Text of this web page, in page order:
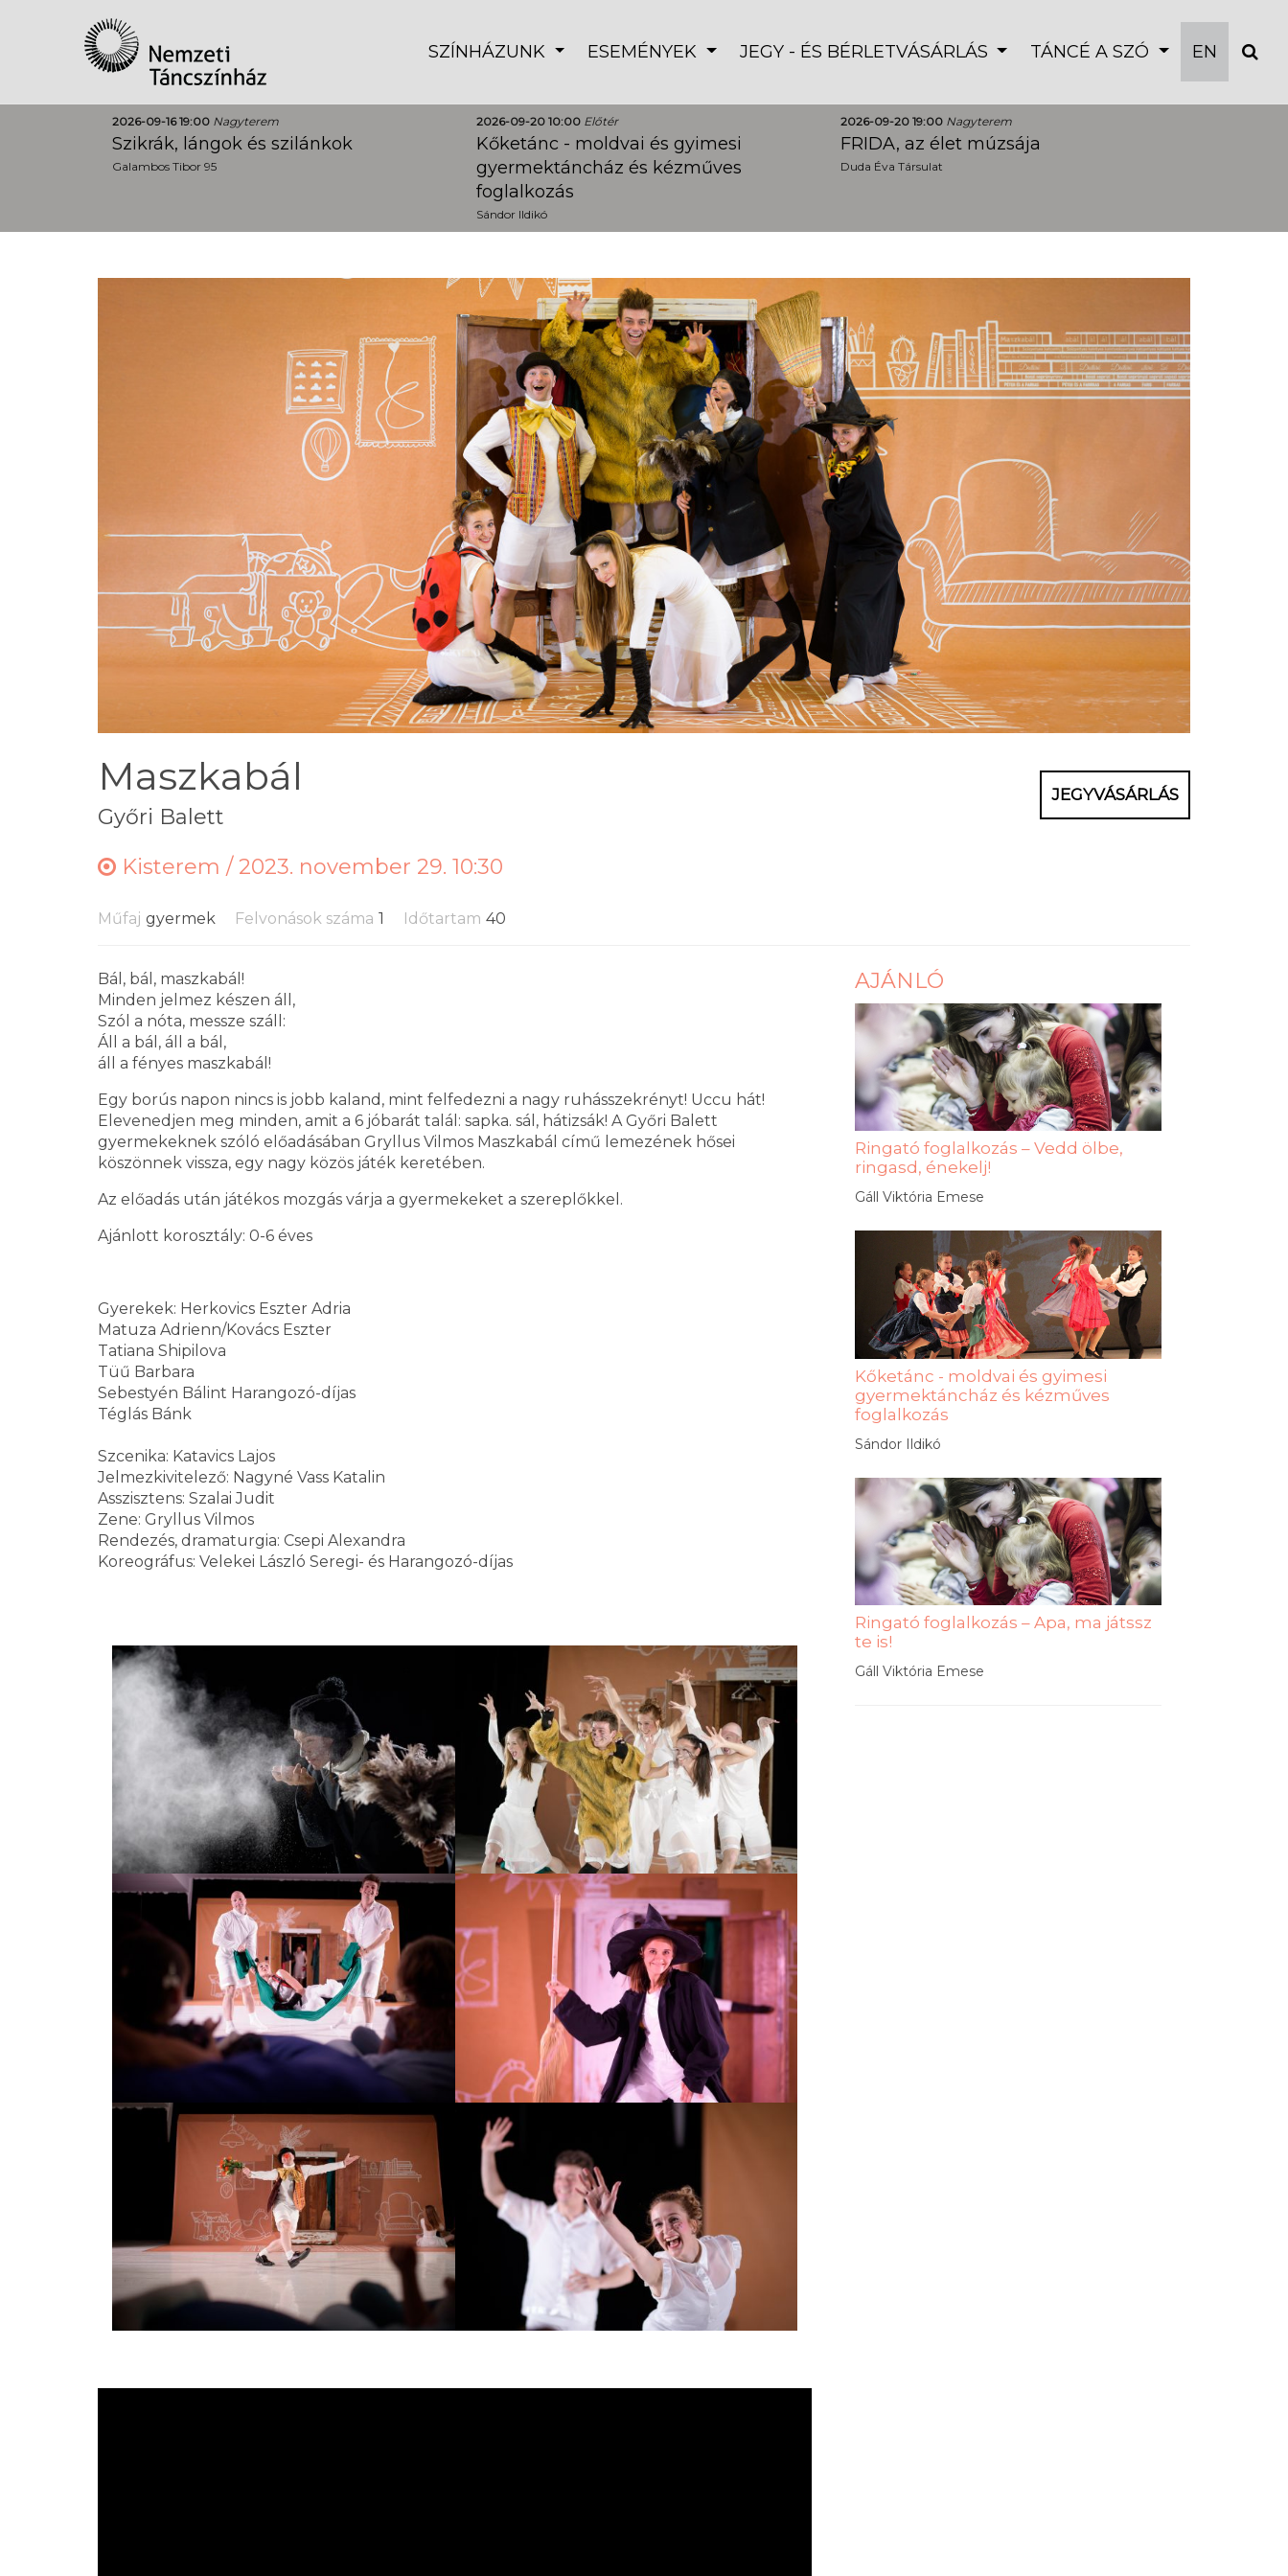
SZÍNHÁZUNK ESEMÉNYEK JEGY - ÉS BÉRLETVÁSÁRLÁS TÁNCÉ A SZÓ EN
2026-09-16 19:00 Nagyterem
Szikrák, lángok és szilánkok
Galambos Tibor 95
2026-09-20 10:00 Előtér
Kőketánc - moldvai és gyimesi
gyermektáncház és kézműves
foglalkozás
Sándor Ildikó
2026-09-20 19:00 Nagyterem
FRIDA, az élet múzsája
Duda Éva Társulat
Maszkabál
Győri Balett
JEGYVÁSÁRLÁS
Kisterem / 2023. november 29. 10:30
Műfaj gyermek Felvonások száma 1 Időtartam 40
Bál, bál, maszkabál!
Minden jelmez készen áll,
Szól a nóta, messze száll:
Áll a bál, áll a bál,
áll a fényes maszkabál!
Egy borús napon nincs is jobb kaland, mint felfedezni a nagy ruhásszekrényt! Uccu hát!
Elevenedjen meg minden, amit a 6 jóbarát talál: sapka. sál, hátizsák! A Győri Balett
gyermekeknek szóló előadásában Gryllus Vilmos Maszkabál című lemezének hősei
köszönnek vissza, egy nagy közös játék keretében.
Az előadás után játékos mozgás várja a gyermekeket a szereplőkkel.
Ajánlott korosztály: 0-6 éves
Gyerekek: Herkovics Eszter Adria
Matuza Adrienn/Kovács Eszter
Tatiana Shipilova
Tüű Barbara
Sebestyén Bálint Harangozó-díjas
Téglás Bánk
Szcenika: Katavics Lajos
Jelmezkivitelező: Nagyné Vass Katalin
Asszisztens: Szalai Judit
Zene: Gryllus Vilmos
Rendezés, dramaturgia: Csepi Alexandra
Koreográfus: Velekei László Seregi- és Harangozó-díjas
AJÁNLÓ
Ringató foglalkozás – Vedd ölbe,
ringasd, énekelj!
Gáll Viktória Emese
Kőketánc - moldvai és gyimesi
gyermektáncház és kézműves
foglalkozás
Sándor Ildikó
Ringató foglalkozás – Apa, ma játssz
te is!
Gáll Viktória Emese